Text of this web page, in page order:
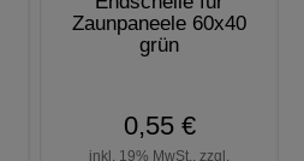
Zaunpaneele 60x40
grün
0,55 €
inkl. 19% MwSt., zzgl.